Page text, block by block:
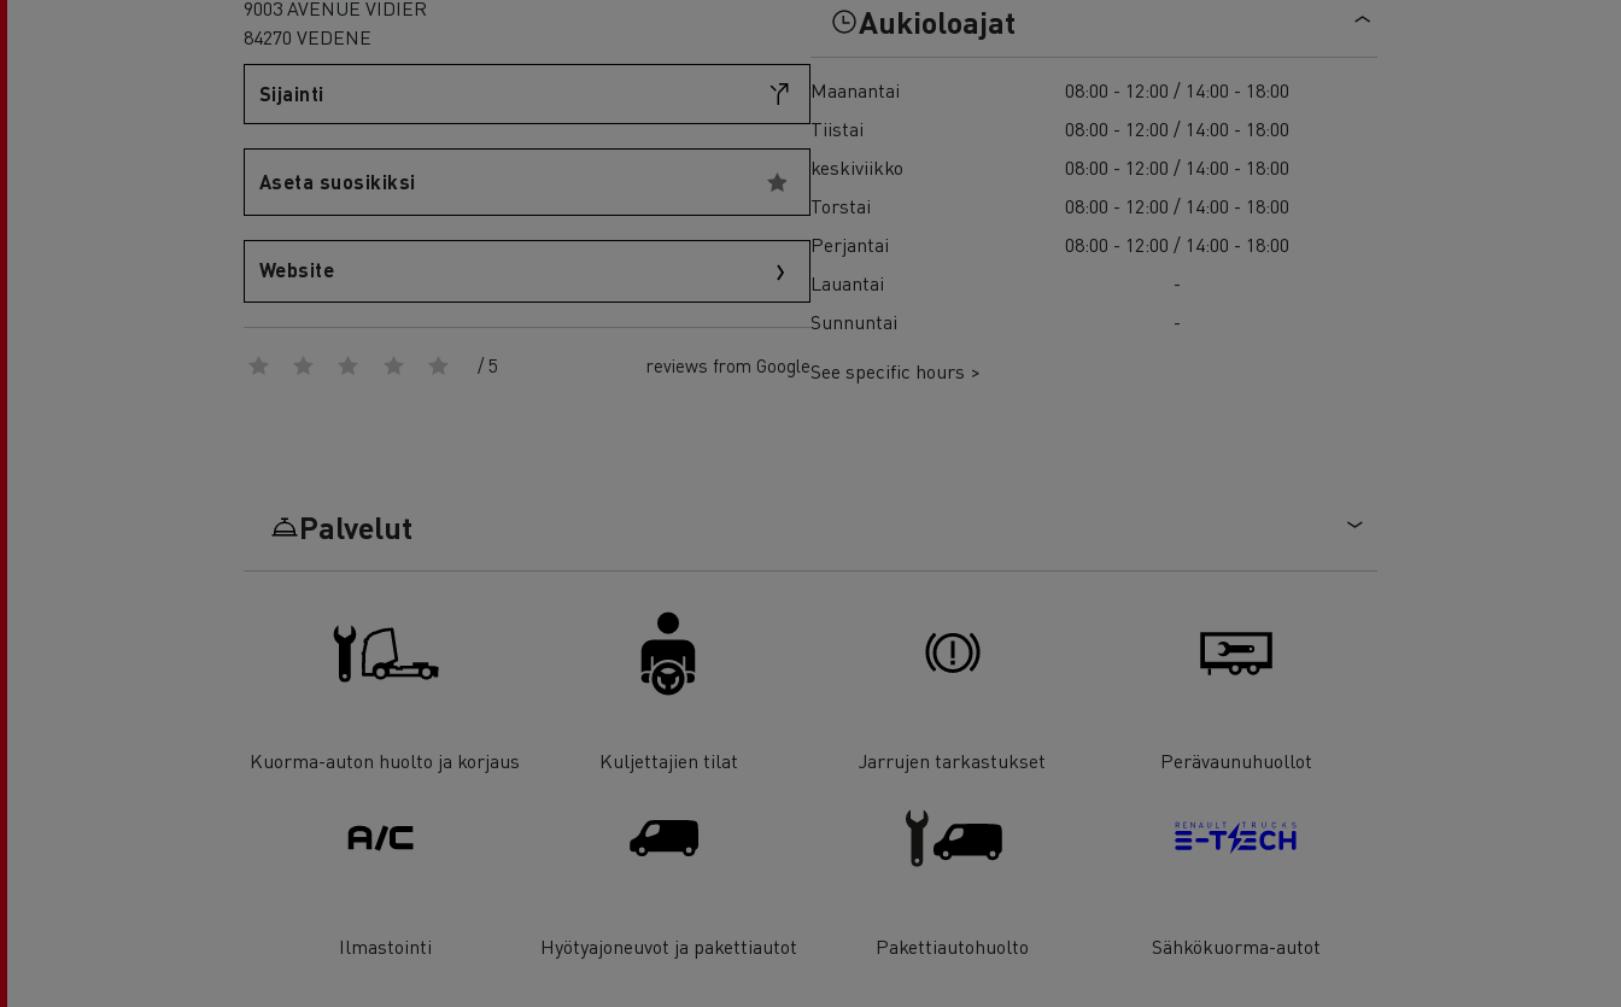
Sähkökuorma-auton rahoitus
Delanchy Group
Feldschlösschen - Carlsberg
9003 AVENUE VIDIER
84270 VEDENE
Sijainti
Aseta suosikiksi
Website
/ 5 reviews from Google
Aukioloajat
Maanantai
08:00 - 12:00 / 14:00 - 18:00
Tiistai
08:00 - 12:00 / 14:00 - 18:00
keskiviikko
08:00 - 12:00 / 14:00 - 18:00
Torstai
08:00 - 12:00 / 14:00 - 18:00
Perjantai
08:00 - 12:00 / 14:00 - 18:00
Lauantai
-
Sunnuntai
-
See specific hours >
Palvelut
Kuorma-auton huolto ja korjaus Kuljettajien tilat Jarrujen tarkastukset Perävaunuhuollot
Ilmastointi Hyötyajoneuvot ja pakettiautot Pakettiautohuolto Sähkökuorma-autot